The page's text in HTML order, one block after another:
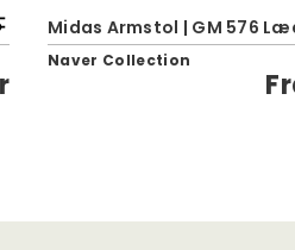
Midas Armstol | GM 576
Naver Collection